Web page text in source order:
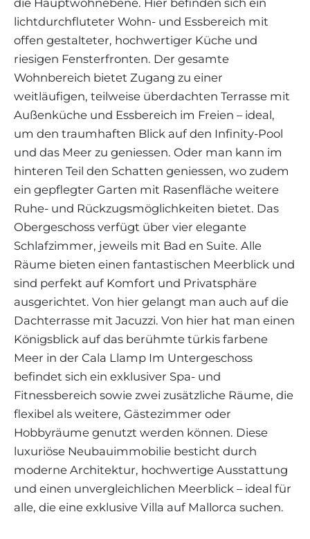
die Hauptwohnebene. Hier befinden sich ein
lichtdurchfluteter Wohn- und Essbereich mit
offen gestalteter, hochwertiger Küche und
riesigen Fensterfronten. Der gesamte
Wohnbereich bietet Zugang zu einer
weitläufigen, teilweise überdachten Terrasse mit
Außenküche und Essbereich im Freien – ideal,
um den traumhaften Blick auf den Infinity-Pool
und das Meer zu geniessen. Oder man kann im
hinteren Teil den Schatten geniessen, wo zudem
ein gepflegter Garten mit Rasenfläche weitere
Ruhe- und Rückzugsmöglichkeiten bietet. Das
Obergeschoss verfügt über vier elegante
Schlafzimmer, jeweils mit Bad en Suite. Alle
Räume bieten einen fantastischen Meerblick und
sind perfekt auf Komfort und Privatsphäre
ausgerichtet. Von hier gelangt man auch auf die
Dachterrasse mit Jacuzzi. Von hier hat man einen
Königsblick auf das berühmte türkis farbene
Meer in der Cala Llamp Im Untergeschoss
befindet sich ein exklusiver Spa- und
Fitnessbereich sowie zwei zusätzliche Räume, die
flexibel als weitere, Gästezimmer oder
Hobbyräume genutzt werden können. Diese
luxuriöse Neubauimmobilie besticht durch
moderne Architektur, hochwertige Ausstattung
und einen unvergleichlichen Meerblick – ideal für
alle, die eine exklusive Villa auf Mallorca suchen.